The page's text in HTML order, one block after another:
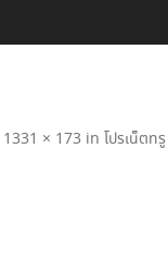
1331 × 173 in โปรเน็ตท